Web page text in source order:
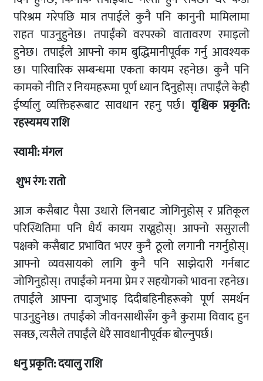
परिश्रम गरेपछि मात्र तपाईंले कुनै पनि कानुनी मामिलामा
राहत पाउनुहुनेछ। तपाईंको वरपरको वातावरण रमाइलो
हुनेछ। तपाईंले आफ्नो काम बुद्धिमानीपूर्वक गर्नु आवश्यक
छ। पारिवारिक सम्बन्धमा एकता कायम रहनेछ। कुनै पनि
कामको नीति र नियमहरूमा पूर्ण ध्यान दिनुहोस्। तपाईंले केही
ईर्ष्यालु व्यक्तिहरूबाट सावधान रहनु पर्छ।वृश्चिकप्रकृति:
रहस्यमयराशि
स्वामी: मंगल
शुभ रंग: रातो
आज कसैबाट पैसा उधारो लिनबाट जोगिनुहोस् र प्रतिकूल
परिस्थितिमा पनि धैर्य कायम राख्नुहोस्। आफ्नो ससुराली
पक्षको कसैबाट प्रभावित भएर कुनै ठूलो लगानी नगर्नुहोस्।
आफ्नो व्यवसायको लागि कुनै पनि साझेदारी गर्नबाट
जोगिनुहोस्। तपाईंको मनमा प्रेम र सहयोगको भावना रहनेछ।
तपाईंले आफ्ना दाजुभाइ दिदीबहिनीहरूको पूर्ण समर्थन
पाउनुहुनेछ। तपाईंको जीवनसाथीसँग कुनै कुरामा विवाद हुन
सक्छ, त्यसैले तपाईंले धेरै सावधानीपूर्वक बोल्नुपर्छ।
धनुप्रकृति: दयालुराशि